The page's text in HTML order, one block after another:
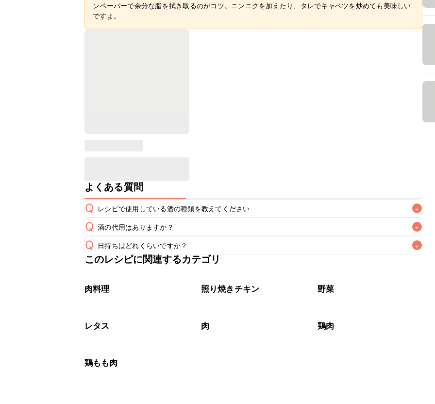
ンペーパーで余分な脂を拭き取るのがコツ。ニンニクを加えたり、タレでキャベツを炒めても美味しい
ですよ。
よくある質問
Q レシピで使用している酒の種類を教えてください +
A
Q 酒の代用はありますか？ +
A
Q 日持ちはどれくらいですか？ +
保存期間は冷蔵で翌日中が目安です。なるべくお早めにお召し上がりください。
※日持ちは目安です。
このレシピに関連するカテゴリ
肉料理 照り焼きチキン 野菜
レタス 肉 鶏肉
鶏もも肉